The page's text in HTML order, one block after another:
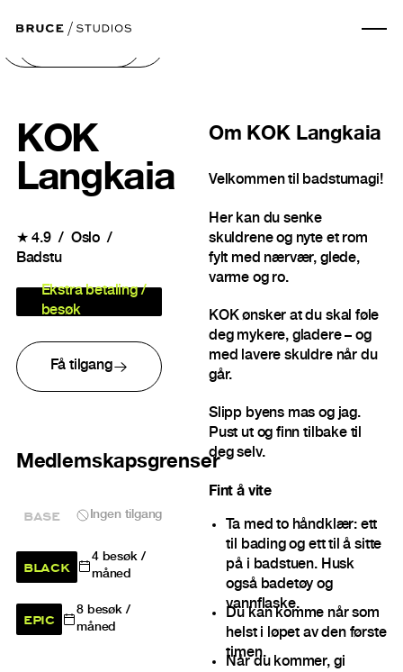
KOK
Langkaia
★4.9
Oslo
Badstu
Ekstra betaling /
besøk
Få tilgang
Medlemskapsgrenser
BASE Ingen tilgang
BLACK 4besøk /
måned
EPIC 8besøk /
måned
Om KOK Langkaia
Velkommen til badstumagi!
Her kan du senke
skuldrene og nyte et rom
fylt med nærvær, glede,
varme og ro.
KOK ønsker at du skal føle
deg mykere, gladere – og
med lavere skuldre når du
går.
Slipp byens mas og jag.
Pust ut og finn tilbake til
deg selv.
Fint å vite
Ta med to håndklær: ett
til bading og ett til å sitte
på i badstuen. Husk
også badetøy og
vannflaske.
Du kan komme når som
helst i løpet av den første
timen.
Når du kommer, gi